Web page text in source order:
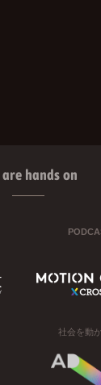
hands on
社会を動